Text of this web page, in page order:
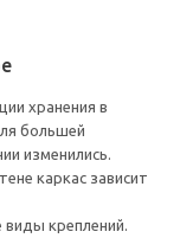
хранения в
большей
изменились.
каркас зависит
креплений.